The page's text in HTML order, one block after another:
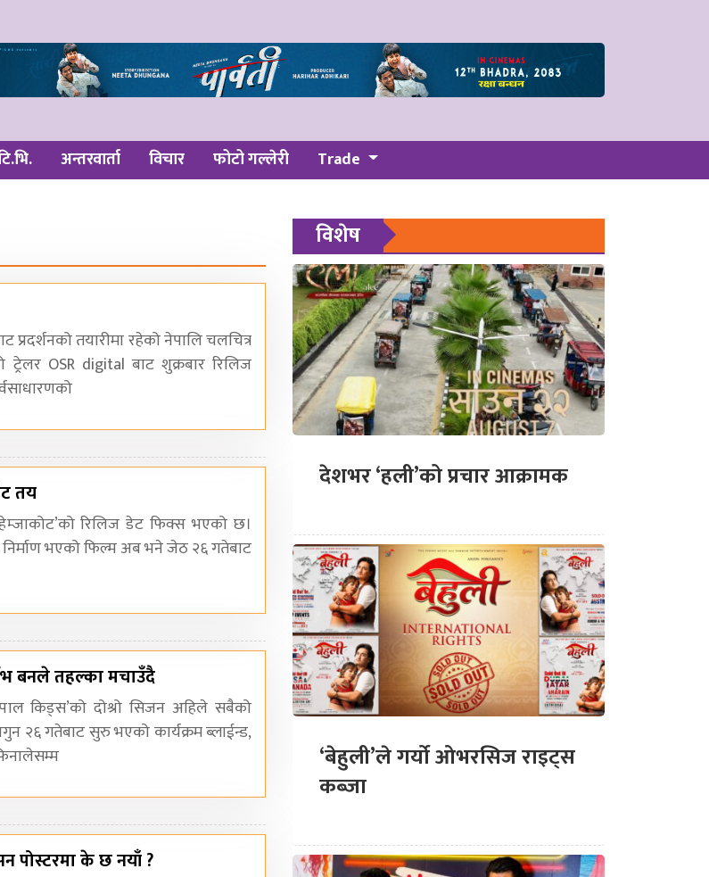
अन्तरवार्ता विचार फोटो गल्लेरी Trade
तयारीमा रहेको नेपालि चलचित्र
OSR digital बाट शुक्रबार रिलिज
तय
रिलिज डेट फिक्स भएको छ।
भएको फिल्म अब भने जेठ २६ गतेबाट
बनले तहल्का मचाउँदै
किड्स’को दोश्रो सिजन अहिले सबैको
२६ गतेबाट सुरु भएको कार्यक्रम ब्लाईन्ड,
पोस्टरमा के छ नयाँ ?
विशेष
देशभर ‘हली’को प्रचार आक्रामक
‘बेहुली’ले गर्यो ओभरसिज राइट्स
कब्जा